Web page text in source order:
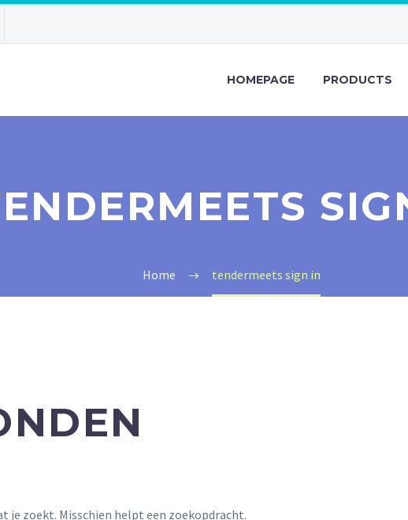
HOMEPAGE PRODUCTS
Home tendermeets sign in
je zoekt. Misschien helpt een zoekopdracht.